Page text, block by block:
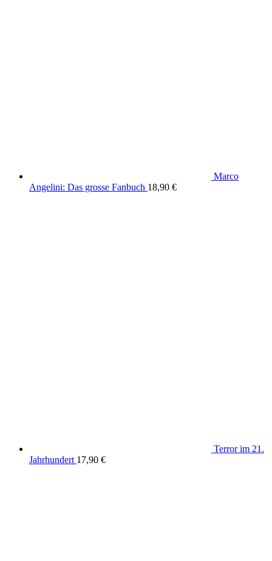
Marco
Angelini: Das grosse Fanbuch 18,90 €
Terror im 21.
Jahrhundert 17,90 €